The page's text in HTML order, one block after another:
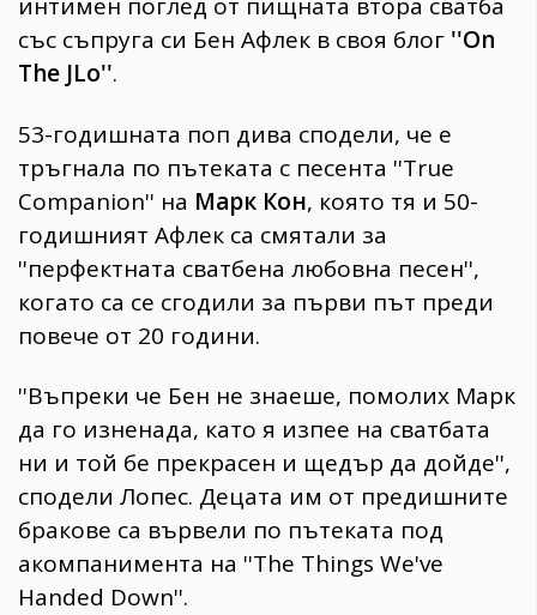
със съпруга си Бен Афлек в своя блог ''On
The JLo''.
53-годишната поп дива сподели, че е
тръгнала по пътеката с песента ''True
Companion'' на Марк Кон, която тя и 50-
годишният Афлек са смятали за
''перфектната сватбена любовна песен'',
когато са се сгодили за първи път преди
повече от 20 години.
''Въпреки че Бен не знаеше, помолих Марк
да го изненада, като я изпее на сватбата
ни и той бе прекрасен и щедър да дойде'',
сподели Лопес. Децата им от предишните
бракове са вървели по пътеката под
акомпанимента на ''The Things We've
Handed Down''.